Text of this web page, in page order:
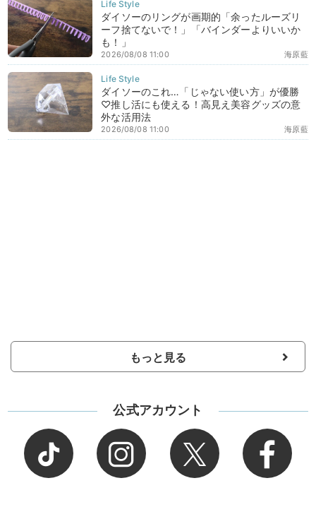
ダイソーのリングが画期的「余ったルーズリ
ーフ捨てないで！」「バインダーよりいいか
も！」
海原藍
2026/08/08 11:00
ダイソーのこれ…「じゃない使い方」が優勝
♡推し活にも使える！高見え美容グッズの意
外な活用法
海原藍
2026/08/08 11:00
もっと見る
公式アカウント